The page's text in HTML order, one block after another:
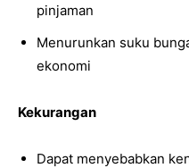
pinjaman
Menurunkan suku
ekonomi
Kekurangan
Dapat menyebabkan